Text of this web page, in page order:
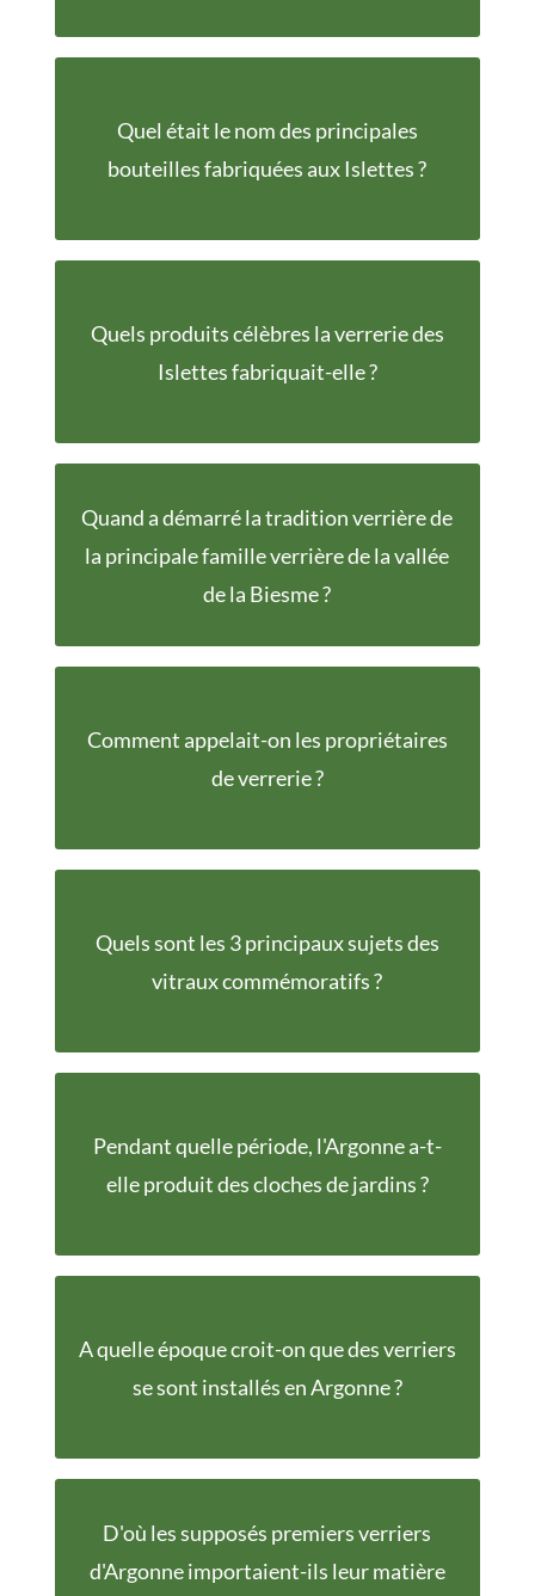
Quel était le nom des principales
bouteilles fabriquées aux Islettes ?
Champenoise
Quels produits célèbres la verrerie des
Islettes fabriquait-elle ?
Les bocaux l'Idéale
Quand a démarré la tradition verrière de
la principale famille verrière de la vallée
de la Biesme ?
1589
Comment appelait-on les propriétaires
de verrerie ?
Gentilhommes-verriers
Quels sont les 3 principaux sujets des
vitraux commémoratifs ?
Le souvenir, la douleur
et la reconnaissance
Pendant quelle période, l'Argonne a-t-
elle produit des cloches de jardins ?
Du 17e siècle à 1937
A quelle époque croit-on que des verriers
se sont installés en Argonne ?
L'époque Gallo-
Romaine
D'où les supposés premiers verriers
d'Argonne importaient-ils leur matière
De la Méditerranée,